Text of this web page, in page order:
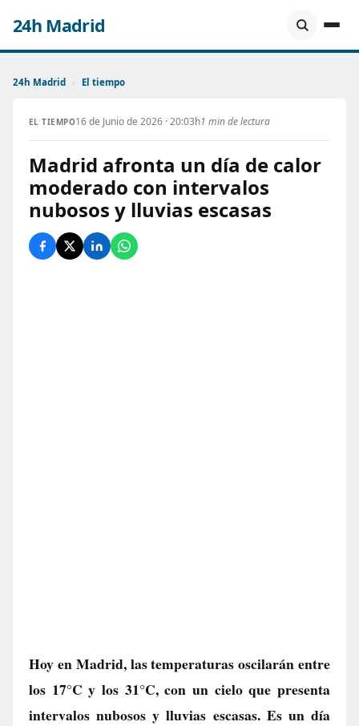
24h Madrid
24h Madrid › El tiempo
EL TIEMPO16 de Junio de 2026 · 20:03h1 min de lectura
Madrid afronta un día de calor
moderado con intervalos
nubosos y lluvias escasas
Hoy en Madrid, las temperaturas oscilarán entre
los 17°C y los 31°C, con un cielo que presenta
intervalos nubosos y lluvias escasas. Es un día